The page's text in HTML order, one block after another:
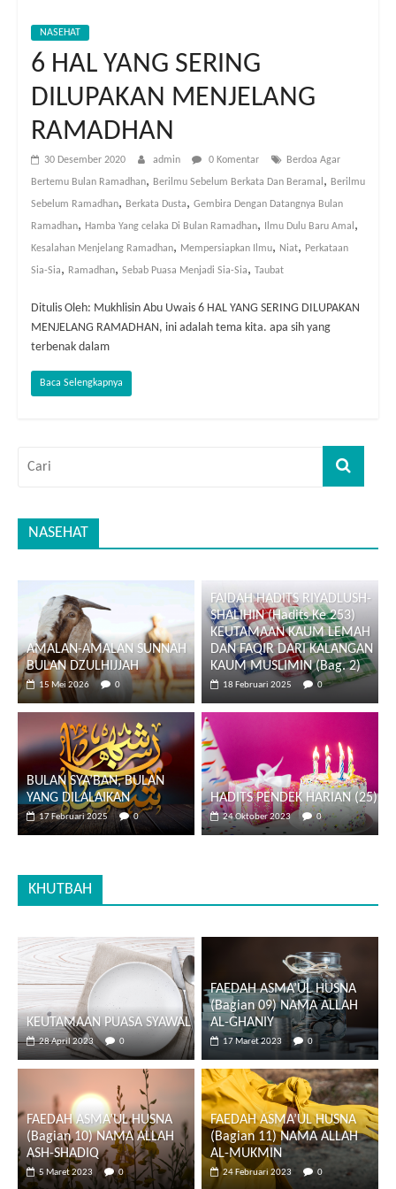
NASEHAT
6 HAL YANG SERING
DILUPAKAN MENJELANG
RAMADHAN
30 Desember 2020 admin 0 Komentar Berdoa Agar
Bertemu Bulan Ramadhan, Berilmu Sebelum Berkata Dan Beramal , Berilmu
Sebelum Ramadhan, Berkata Dusta, Gembira Dengan Datangnya Bulan
Ramadhan, Hamba Yang celaka Di Bulan Ramadhan, Ilmu Dulu Baru Amal ,
Kesalahan Menjelang Ramadhan, Mempersiapkan Ilmu, Niat, Perkataan
Sia-Sia, Ramadhan, Sebab Puasa Menjadi Sia-Sia, Taubat
Ditulis Oleh: Mukhlisin Abu Uwais 6 HAL YANG SERING DILUPAKAN
MENJELANG RAMADHAN, ini adalah tema kita. apa sih yang
terbenak dalam
Baca Selengkapnya
NASEHAT
AMALAN-AMALAN SUNNAH
BULAN DZULHIJJAH
15 Mei 2026 0
FAIDAH HADITS RIYADLUSH-
SHALIHIN (Hadits Ke 253)
KEUTAMAAN KAUM LEMAH
DAN FAQIR DARI KALANGAN
KAUM MUSLIMIN (Bag. 2)
18 Februari 2025 0
BULAN SYA’BAN, BULAN
YANG DILALAIKAN
17 Februari 2025 0
HADITS PENDEK HARIAN (25)
24 Oktober 2023 0
KHUTBAH
KEUTAMAAN PUASA SYAWAL
28 April 2023 0
FAEDAH ASMA’UL HUSNA
(Bagian 09) NAMA ALLAH
AL-GHANIY
17 Maret 2023 0
FAEDAH ASMA’UL HUSNA
(Bagian 10) NAMA ALLAH
ASH-SHADIQ
5 Maret 2023 0
FAEDAH ASMA’UL HUSNA
(Bagian 11) NAMA ALLAH
AL-MUKMIN
24 Februari 2023 0